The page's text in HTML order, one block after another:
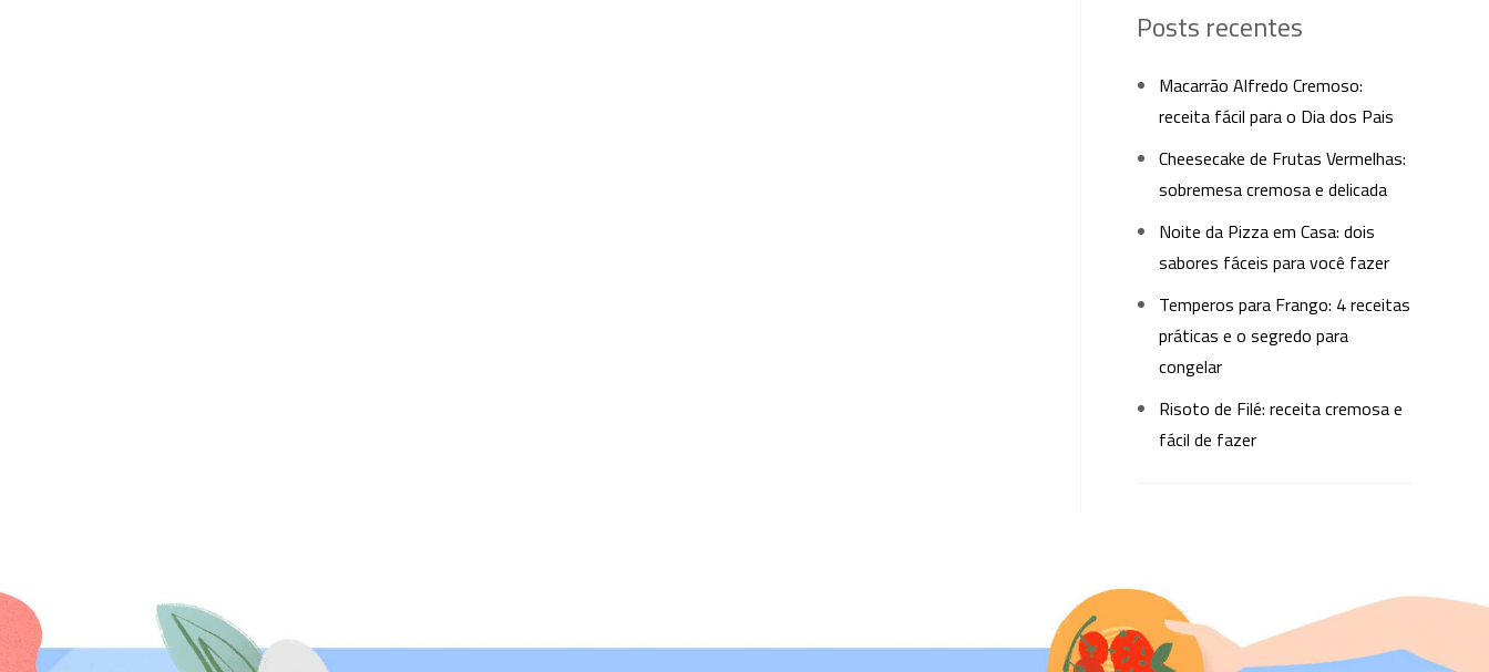
Posts recentes
Macarrão Alfredo Cremoso:
receita fácil para o Dia dos Pais
Cheesecake de Frutas Vermelhas:
sobremesa cremosa e delicada
Noite da Pizza em Casa: dois
sabores fáceis para você fazer
Temperos para Frango: 4 receitas
práticas e o segredo para
congelar
Risoto de Filé: receita cremosa e
fácil de fazer